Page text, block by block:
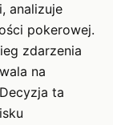
analizuje
pokerowej.
zdarzenia
na
ta